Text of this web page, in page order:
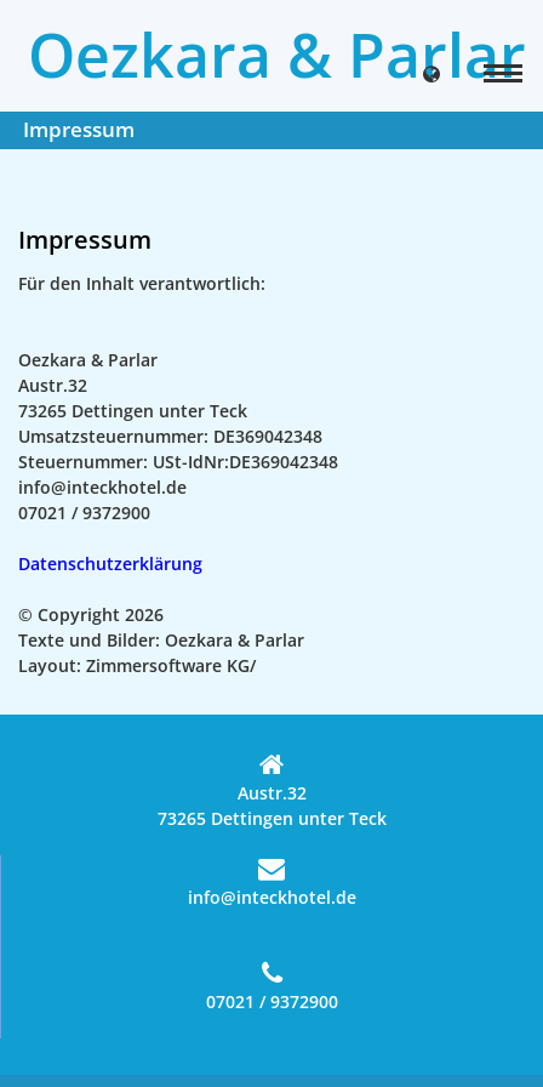
Oezkara & Parlar
Impressum
Impressum
Für den Inhalt verantwortlich:
Oezkara & Parlar
Austr.32
73265 Dettingen unter Teck
Umsatzsteuernummer: DE369042348
Steuernummer: USt-IdNr:DE369042348
info@inteckhotel.de
07021 / 9372900
Datenschutzerklärung
© Copyright 2026
Texte und Bilder: Oezkara & Parlar
Layout: Zimmersoftware KG/
Austr.32
73265 Dettingen unter Teck
info@inteckhotel.de
07021 / 9372900